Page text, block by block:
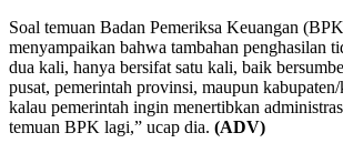
Soal temuan Badan Pemeriksa Keuangan
menyampaikan bahwa tambahan penghasilan
dua kali, hanya bersifat satu kali, baik
pusat, pemerintah provinsi, maupun
kalau pemerintah ingin menertibkan
temuan BPK lagi,” ucap dia. (ADV)